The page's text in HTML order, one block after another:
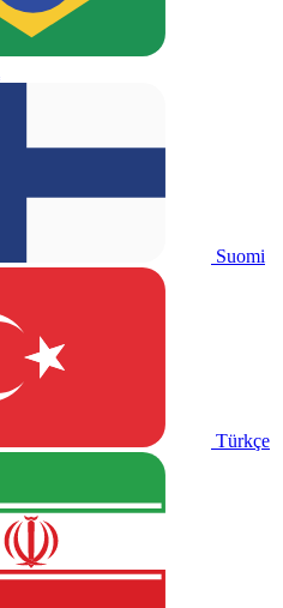
Suomi
Türkçe